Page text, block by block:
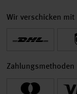
Wir verschicken mit
Zahlungsmethoden